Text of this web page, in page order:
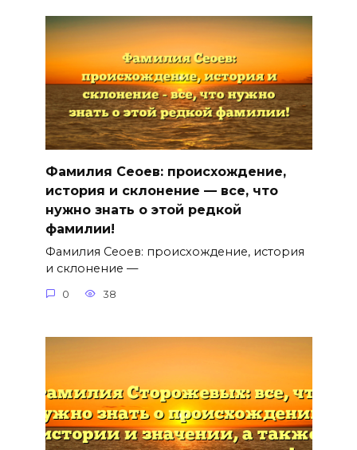
Фамилия Сеоев: происхождение,
история и склонение — все, что
нужно знать о этой редкой
фамилии!
Фамилия Сеоев: происхождение, история
и склонение —
0 38